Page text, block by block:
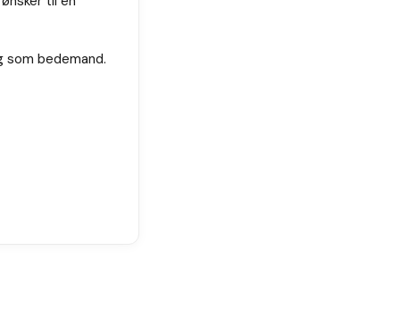
som bedemand.